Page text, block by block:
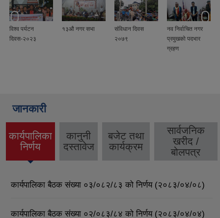
विश्व पर्यटन
दिवस-२०२३
१३औ नगर सभा
संविधान दिवस
२०७९
नव निर्वाचित नगर
प्रमुखको पदभार
ग्रहण
जानकारी
कार्यपालिका
निर्णय
(active
कानुनी
दस्तावेज
बजेट तथा
कार्यक्रम
सार्वजनिक
खरीद /
बोलपत्र
कार्यपालिका बैठक संख्या ०३/०८२/८३ को निर्णय (२०८३/०४/०८)
कार्यपालिका बैठक संख्या ०२/०८३/८४ को निर्णय (२०८३/०४/०४)